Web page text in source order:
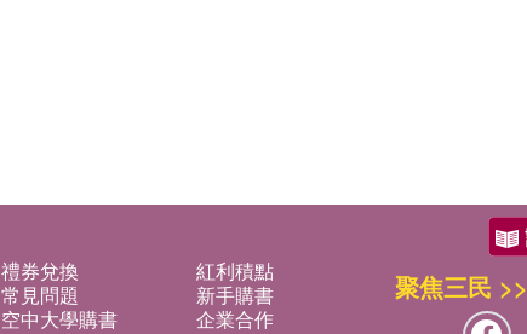
禮券兌換
紅利積點
常見問題
新手購書
空中大學購書
企業合作
聚焦三民 >>